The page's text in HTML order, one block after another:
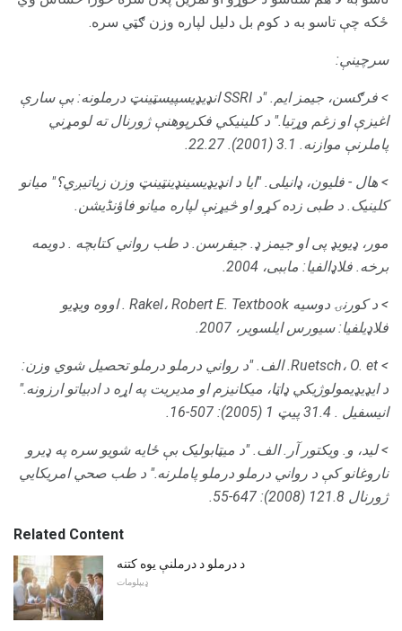
ځکه چې تاسو به د کوم بل دلیل لپاره وزن ګټي سره.
سرچینې:
> فرګسن، جیمز ایم. "د SSRI انډیډیسپیسټینټ درملونه: بې سارې
اغیزې او زغم وړتیا." د کلینیکي فکرپوهنې ژورنال ته لومړني
پاملرنې موازنه. 3.1 (2001).
22.27.
> هال - فلیون، ډانیلی. "ایا د انډیډیسینډینټینټ وزن زیاتیږي؟" میانو
کلینیک. د طبی زده کړو او څیړنې لپاره میانو فاؤنڈیشن.
مور، ډیویډ پی او جیمز ډ. جیفرسن. د طب رواني کتابچه . دویمه
برخه. فلاډالفیا: ماببی، 2004.
> د کورنۍ دوسیه Textbook
. اووه ویډیو
فلاډیلفیا: سیورس ایلسویر، 2007.
> Ruetsch، O. et. الف. "د رواني درملو درملو تحصیل شوي وزن:
د ایډیډیمولوژیکي ډاټا، میکانیزم او مدیریت په اړه د ادبیاتو ارزونه."
انیسفیل . 31.4 پیټ 1 (2005): 507-16.
> لید، و. ویکتور آر. الف. "د میټابولیک بې ځایه شویو سره په ډیرو
ناروغانو کې د رواني درملو درملو پاملرنه." د طب صحي امریکايي
ژورنال
Related Content
د درملو د درملنې یوه کتنه
ډیپلومات